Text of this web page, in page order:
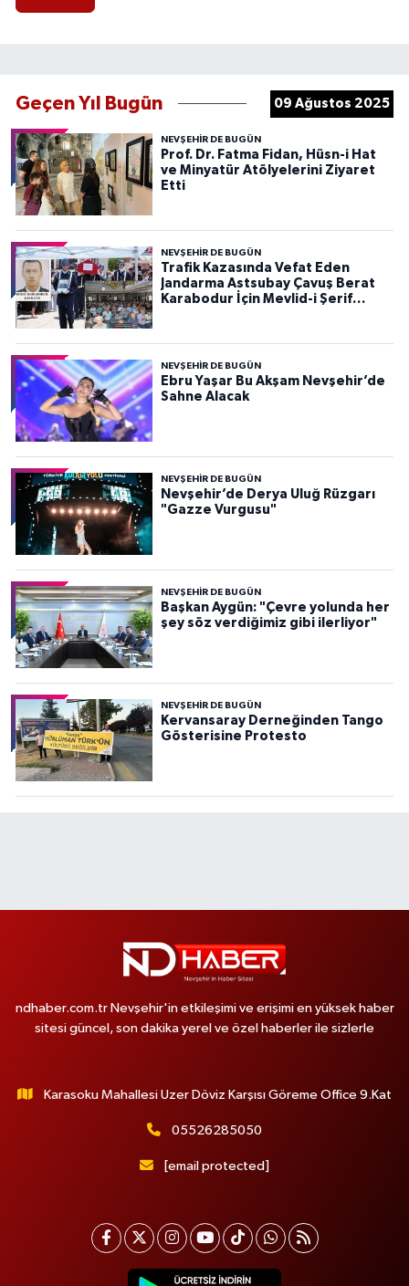
Geçen Yıl Bugün 09 Ağustos 2025
NEVŞEHIR DE BUGÜN
Prof. Dr. Fatma Fidan, Hüsn-i Hat
ve Minyatür Atölyelerini Ziyaret
Etti
NEVŞEHIR DE BUGÜN
Trafik Kazasında Vefat Eden
Jandarma Astsubay Çavuş Berat
Karabodur İçin Mevlid-i Şerif
NEVŞEHIR DE BUGÜN
Ebru Yaşar Bu Akşam Nevşehir’de
Sahne Alacak
NEVŞEHIR DE BUGÜN
Nevşehir’de Derya Uluğ Rüzgarı
"Gazze Vurgusu"
NEVŞEHIR DE BUGÜN
Başkan Aygün: "Çevre yolunda her
şey söz verdiğimiz gibi ilerliyor"
NEVŞEHIR DE BUGÜN
Kervansaray Derneğinden Tango
Gösterisine Protesto
ndhaber.com.tr Nevşehir'in etkileşimi ve erişimi en yüksek haber
sitesi güncel, son dakika yerel ve özel haberler ile sizlerle
Karasoku Mahallesi Uzer Döviz Karşısı Göreme Office 9.Kat
05526285050
[email protected]